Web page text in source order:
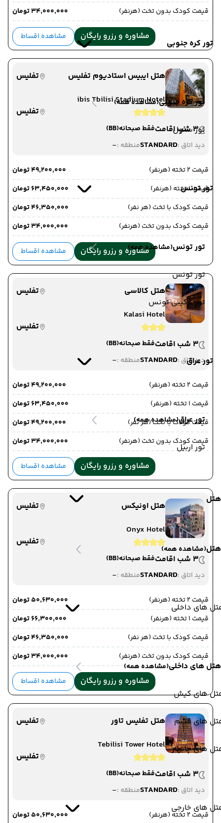
تور کره جنوبی
تور کره جنوبی(مشاهده همه)
تور سئول
تور تونس
تور تونس(مشاهده همه)
تور تونس
تور ترکیبی تونس
تور عراق
تور عراق(مشاهده همه)
تور اربیل
هتل
هتل(مشاهده همه)
های داخلی
هتل های داخلی(مشاهده همه)
های کیش
های قشم
های چابهار
های خارجی
قیمت کودک بدون تخت (هرنفر)
۳۴٬۰۰۰٬۰۰۰ تومان
مشاوره و رزرو رایگان مشاهده اقساط
هتل ایبیس استادیوم تفلیس
تفلیس
ibis Tbilisi Stadium Hotel
تفلیس
3 شب اقامت
فقط صبحانه(BB)
دید اتاق :STANDARDمنطقه :-
قیمت 2 تخته (هرنفر)
۴۹٬۲۰۰٬۰۰۰ تومان
قیمت 1 تخته (هرنفر)
۶۳٬۴۵۰٬۰۰۰ تومان
قیمت کودک با تخت (هر نفر)
۴۶٬۳۵۰٬۰۰۰ تومان
قیمت کودک بدون تخت (هرنفر)
۳۴٬۰۰۰٬۰۰۰ تومان
مشاوره و رزرو رایگان مشاهده اقساط
هتل کالاسی
تفلیس
Kalasi Hotel
تفلیس
3 شب اقامت
فقط صبحانه(BB)
دید اتاق :STANDARDمنطقه :-
قیمت 2 تخته (هرنفر)
۴۹٬۲۰۰٬۰۰۰ تومان
قیمت 1 تخته (هرنفر)
۶۳٬۴۵۰٬۰۰۰ تومان
قیمت کودک با تخت (هر نفر)
۴۹٬۲۰۰٬۰۰۰ تومان
قیمت کودک بدون تخت (هرنفر)
۳۴٬۰۰۰٬۰۰۰ تومان
مشاوره و رزرو رایگان مشاهده اقساط
هتل اونیکس
تفلیس
Onyx Hotel
تفلیس
3 شب اقامت
فقط صبحانه(BB)
دید اتاق :STANDARDمنطقه :-
قیمت 2 تخته (هرنفر)
۵۰٬۶۳۰٬۰۰۰ تومان
قیمت 1 تخته (هرنفر)
۶۶٬۳۰۰٬۰۰۰ تومان
قیمت کودک با تخت (هر نفر)
۴۶٬۳۵۰٬۰۰۰ تومان
قیمت کودک بدون تخت (هرنفر)
۳۴٬۰۰۰٬۰۰۰ تومان
مشاوره و رزرو رایگان مشاهده اقساط
هتل تفلیس تاور
تفلیس
Tebilisi Tower Hotel
تفلیس
3 شب اقامت
فقط صبحانه(BB)
دید اتاق :STANDARDمنطقه :-
قیمت 2 تخته (هرنفر) ۵۰٬۶۳۰٬۰۰۰ تومان